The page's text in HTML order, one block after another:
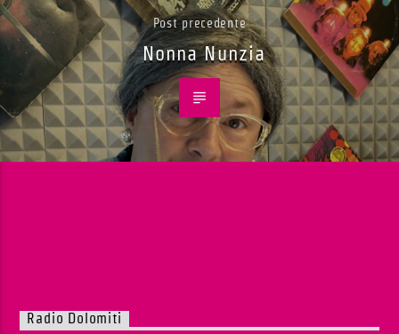
Post precedente
Nonna Nunzia
Radio Dolomiti